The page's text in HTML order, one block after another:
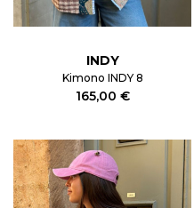
INDY
Kimono INDY 8
165,00 €